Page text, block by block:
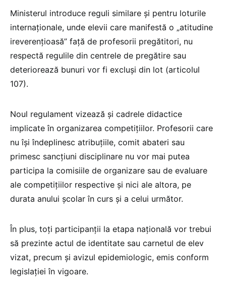
Ministerul introduce reguli similare și pentru loturile
internaționale, unde elevii care manifestă o „atitudine
ireverențioasă” față de profesorii pregătitori, nu
respectă regulile din centrele de pregătire sau
deteriorează bunuri vor fi excluși din lot (articolul
107).
Noul regulament vizează și cadrele didactice
implicate în organizarea competițiilor. Profesorii care
nu își îndeplinesc atribuțiile, comit abateri sau
primesc sancțiuni disciplinare nu vor mai putea
participa la comisiile de organizare sau de evaluare
ale competițiilor respective și nici ale altora, pe
durata anului școlar în curs și a celui următor.
În plus, toți participanții la etapa națională vor trebui
să prezinte actul de identitate sau carnetul de elev
vizat, precum și avizul epidemiologic, emis conform
legislației în vigoare.